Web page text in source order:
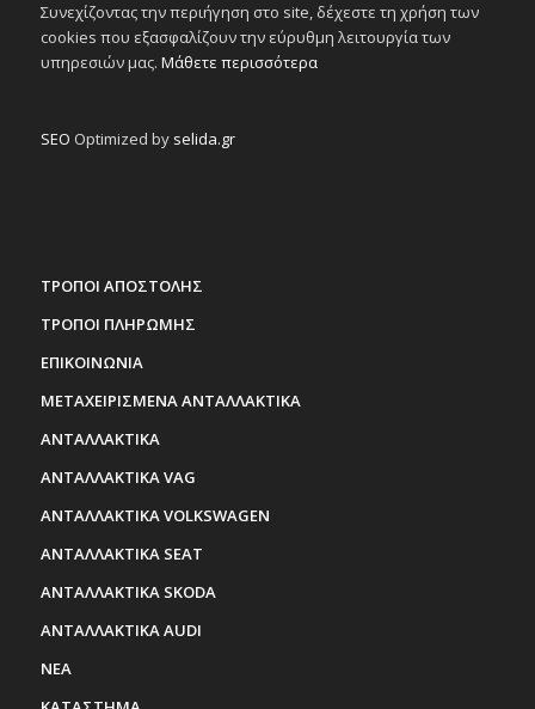
Συνεχίζοντας την περιήγηση στο site, δέχεστε τη χρήση των
cookies που εξασφαλίζουν την εύρυθμη λειτουργία των
υπηρεσιών μας. Μάθετε περισσότερα
SEO Optimized by selida.gr
ΤΡΟΠΟΙ ΑΠΟΣΤΟΛΗΣ
ΤΡΟΠΟΙ ΠΛΗΡΩΜΗΣ
ΕΠΙΚΟΙΝΩΝΙΑ
ΜΕΤΑΧΕΙΡΙΣΜΕΝΑ ΑΝΤΑΛΛΑΚΤΙΚΑ
ΑΝΤΑΛΛΑΚΤΙΚΑ
ΑΝΤΑΛΛΑΚΤΙΚΑ VAG
ΑΝΤΑΛΛΑΚΤΙΚΑ VOLKSWAGEN
ΑΝΤΑΛΛΑΚΤΙΚΑ SEAT
ΑΝΤΑΛΛΑΚΤΙΚΑ SKODA
ΑΝΤΑΛΛΑΚΤΙΚΑ AUDI
ΝΕΑ